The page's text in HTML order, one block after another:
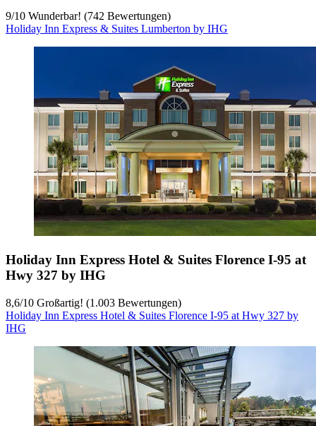
9/10 Wunderbar! (742 Bewertungen)
Holiday Inn Express & Suites Lumberton by IHG
Holiday Inn Express Hotel & Suites Florence I-95 at
Hwy 327 by IHG
8,6/10 Großartig! (1.003 Bewertungen)
Holiday Inn Express Hotel & Suites Florence I-95 at Hwy 327 by
IHG